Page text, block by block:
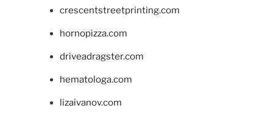
crescentstreetprinting.com
hornopizza.com
driveadragster.com
hematologa.com
lizaivanov.com